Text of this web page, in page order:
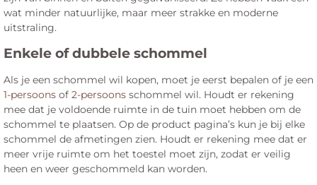
wat minder natuurlijke, maar meer strakke en moderne
uitstraling.
Enkele of dubbele schommel
Als je een schommel wil kopen, moet je eerst bepalen of je een
1-persoons of 2-persoons schommel wil. Houdt er rekening
mee dat je voldoende ruimte in de tuin moet hebben om de
schommel te plaatsen. Op de product pagina’s kun je bij elke
schommel de afmetingen zien. Houdt er rekening mee dat er
meer vrije ruimte om het toestel moet zijn, zodat er veilig
heen en weer geschommeld kan worden.